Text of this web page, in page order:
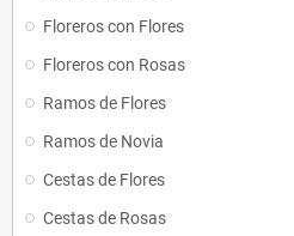
Floreros con Flores
Floreros con Rosas
Ramos de Flores
Ramos de Novia
Cestas de Flores
Cestas de Rosas